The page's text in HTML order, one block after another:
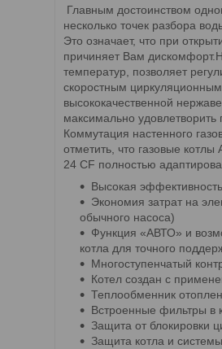
Главным достоинством
несколько точек разбора
Это означает, что при
причиняет Вам
температур, позволяет
скоростным
высококачественной
максимально удовлетворить
Коммутация настенного
отметить, что газовые
24 СF полностью
Высокая
Экономия затрат на
обычного насоса)
Функция «АВТО» и
котла для точного
Многоступенчатый
Котел создан с
Теплообменник
Встроенные фильтры в
Защита от блокировки
Защита котла и